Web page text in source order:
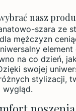
nasz
szara ze
mężczyzn
na co dzień,
swojej
stylizacji,
wygląd.